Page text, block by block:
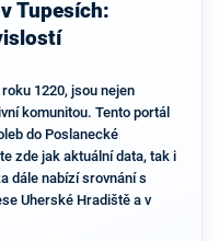
Tupesích:
1220, jsou nejen
komunitou. Tento portál
do Poslanecké
zde jak aktuální data, tak i
dále nabízí srovnání s
Uherské Hradiště a v